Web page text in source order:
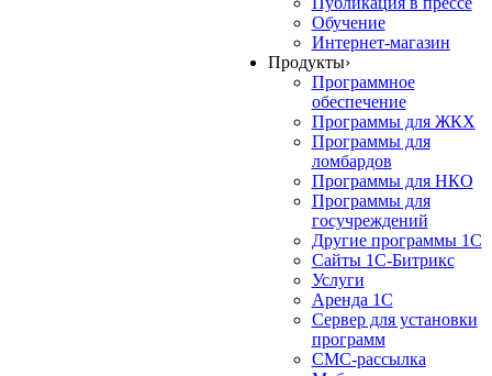
Обучение
Интернет-магазин
Продукты›
Программное
обеспечение
Программы для ЖКХ
Программы для
ломбардов
Программы для НКО
Программы для
госучреждений
Другие программы 1С
Сайты 1С-Битрикс
Услуги
Аренда 1С
Сервер для установки
программ
СМС-рассылка